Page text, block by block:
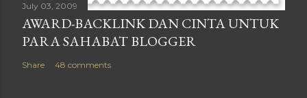
July 03, 2009
AWARD-BACKLINK DAN CINTA UNTUK
PARA SAHABAT BLOGGER
Share 48 comments